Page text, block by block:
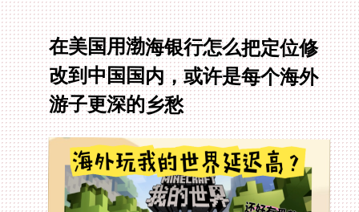
在美国用渤海银行怎么把定位修
改到中国国内，或许是每个海外
游子更深的乡愁